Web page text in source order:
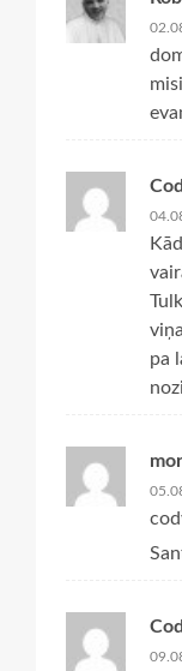
pa